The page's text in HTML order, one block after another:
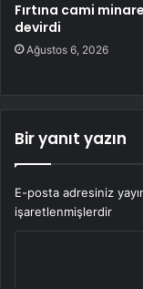
Fırtına cami
devirdi
Ağustos 6, 2026
Bir yanıt yazın
E-posta adresiniz
işaretlenmişlerdir